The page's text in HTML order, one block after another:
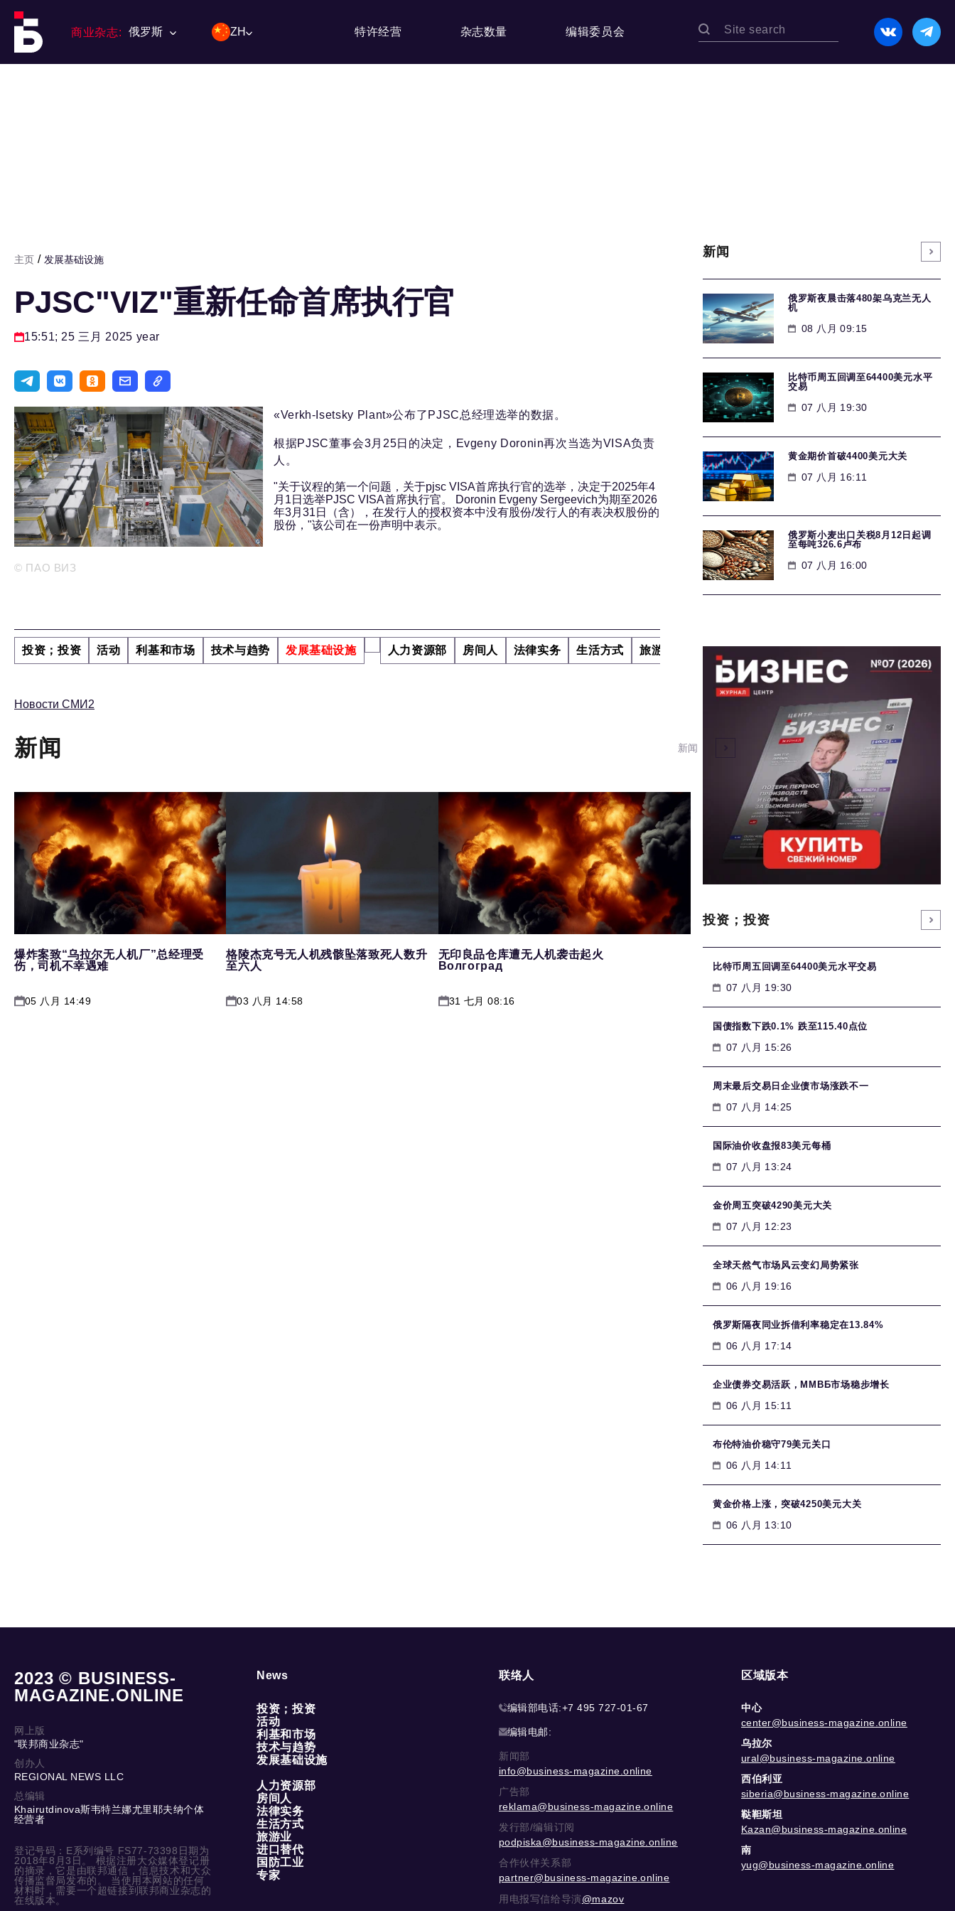
商业杂志: 俄罗斯 ZH 特许经营 杂志数量 编辑委员会
主页 / 发展基础设施
PJSC"VIZ"重新任命首席执行官
15:51; 25 三月 2025 year
© ПАО ВИЗ
«Verkh-Isetsky Plant»公布了PJSC总经理选举的数据。
根据PJSC董事会3月25日的决定，Evgeny Doronin再次当选为VISA负责
人。
"关于议程的第一个问题，关于pjsc VISA首席执行官的选举，决定于2025年4
月1日选举PJSC VISA首席执行官。 Doronin Evgeny Sergeevich为期至2026
年3月31日（含），在发行人的授权资本中没有股份/发行人的有表决权股份的
股份，"该公司在一份声明中表示。
投资；投资 活动 利基和市场 技术与趋势 发展基础设施 人力资源部 房间人 法律实务 生活方式 旅游业 进口替代 国防工业 专家
Новости СМИ2
新闻 新闻
爆炸案致“乌拉尔无人机厂”总经理受
伤，司机不幸遇难
05 八月 14:49
格陵杰克号无人机残骸坠落致死人数升
至六人
03 八月 14:58
无印良品仓库遭无人机袭击起火
Волгоград
31 七月 08:16
新闻
俄罗斯夜晨击落480架乌克兰无人
机
08 八月 09:15
比特币周五回调至64400美元水平
交易
07 八月 19:30
黄金期价首破4400美元大关
07 八月 16:11
俄罗斯小麦出口关税8月12日起调
至每吨326.6卢布
07 八月 16:00
投资；投资
比特币周五回调至64400美元水平交易
07 八月 19:30
国债指数下跌0.1% 跌至115.40点位
07 八月 15:26
周末最后交易日企业债市场涨跌不一
07 八月 14:25
国际油价收盘报83美元每桶
07 八月 13:24
金价周五突破4290美元大关
07 八月 12:23
全球天然气市场风云变幻局势紧张
06 八月 19:16
俄罗斯隔夜同业拆借利率稳定在13.84%
06 八月 17:14
企业债券交易活跃，MMВБ市场稳步增长
06 八月 15:11
布伦特油价稳守79美元关口
06 八月 14:11
黄金价格上涨，突破4250美元大关
06 八月 13:10
2023 © BUSINESS-
MAGAZINE.ONLINE
网上版
"联邦商业杂志"
创办人
REGIONAL NEWS LLC
总编辑
Khairutdinova斯韦特兰娜尤里耶夫纳个体
经营者
登记号码：E系列编号 FS77-73398日期为
2018年8月3日。 根据注册大众媒体登记册
的摘录，它是由联邦通信，信息技术和大众
传播监督局发布的。 当使用本网站的任何
材料时，需要一个超链接到联邦商业杂志的
在线版本。
News
投资；投资
活动
利基和市场
技术与趋势
发展基础设施
人力资源部
房间人
法律实务
生活方式
旅游业
进口替代
国防工业
专家
联络人
编辑部电话:+7 495 727-01-67
编辑电邮:
新闻部
info@business-magazine.online
广告部
reklama@business-magazine.online
发行部/编辑订阅
podpiska@business-magazine.online
合作伙伴关系部
partner@business-magazine.online
用电报写信给导演@mazov
区域版本
中心
center@business-magazine.online
乌拉尔
ural@business-magazine.online
西伯利亚
siberia@business-magazine.online
鞑靼斯坦
Kazan@business-magazine.online
南
yug@business-magazine.online